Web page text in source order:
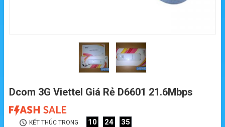
Dcom 3G Viettel Giá Rẻ D6601 21.6Mbps
KẾT THÚC TRONG 10 24 34